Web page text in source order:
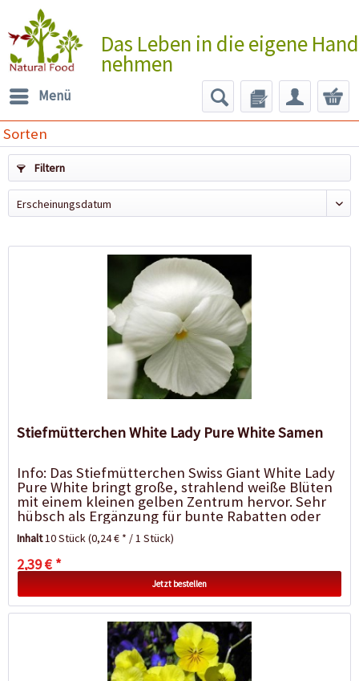
Das Leben in die eigene Hand
nehmen
Menü
Sorten
Filtern
Stiefmütterchen White Lady Pure White Samen
Info: Das Stiefmütterchen Swiss Giant White Lady
Pure White bringt große, strahlend weiße Blüten
mit einem kleinen gelben Zentrum hervor. Sehr
hübsch als Ergänzung für bunte Rabatten oder
in...
Inhalt10 Stück(0,24 € * / 1 Stück)
2,39 € *
Jetzt bestellen